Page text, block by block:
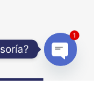
Open
1